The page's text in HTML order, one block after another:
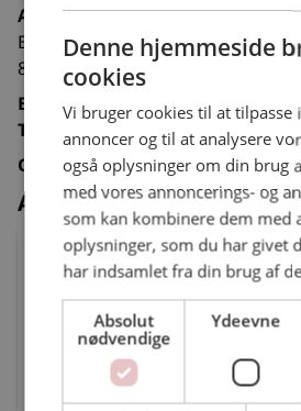
Adresse
Brunhøjvej 13
8680 Ry
E-mail:
Tlf.:
Organisation:Kommunal
Administration
Morten
Tillidsmand
Ansat:
Tlf.: 23356778
Denne hjemmeside
cookies
Vi bruger cookies til at tilpasse
annoncer og til at analysere
også oplysninger om din brug
med vores annoncerings- og
som kan kombinere dem med
oplysninger, som du har givet
har indsamlet fra din brug af
Absolut
nødvendige
Ydeevne